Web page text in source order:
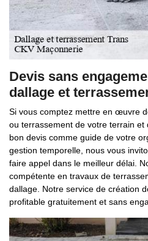
Devis sans
dallage et
Si vous comptez mettre en œuvre
ou terrassement de votre terrain et
bon devis comme guide de votre
gestion temporelle, nous vous
faire appel dans le meilleur délai.
compétente en travaux de
dallage. Notre service de création
profitable gratuitement et sans